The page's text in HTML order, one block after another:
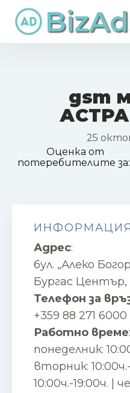
gsm
25
Оценка от
потеребителите за:
Адрес:
бул. „Алеко
Бургас Център,
Телефон за
+359 88 271 6000
Работно време:
понеделник:
вторник:
10:00ч.-19:00ч. |